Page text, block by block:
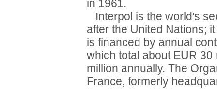
in 1961.
Interpol is the world's
after the United Nations;
is financed by annual
which total about EUR
million annually. The
France, formerly